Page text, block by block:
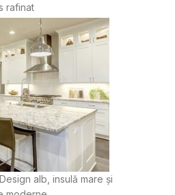
rafinat
alb, insulă mare și